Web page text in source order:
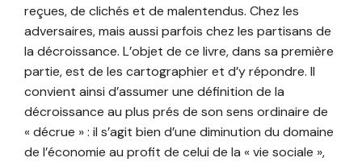
reçues, de clichés et de malentendus. Chez les
adversaires, mais aussi parfois chez les partisans de
la décroissance. L’objet de ce livre, dans sa première
partie, est de les cartographier et d’y répondre. Il
convient ainsi d’assumer une définition de la
décroissance au plus prés de son sens ordinaire de
« décrue » : il s’agit bien d’une diminution du domaine
de l’économie au profit de celui de la « vie sociale »,